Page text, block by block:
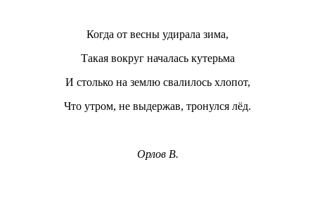
Когда от весны удирала зима,
Такая вокруг началась кутерьма
И столько на землю свалилось хлопот,
Что утром, не выдержав, тронулся лёд.
Орлов В.